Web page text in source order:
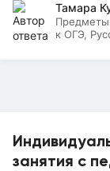
занятия с
Тамара
к ОГЭ,